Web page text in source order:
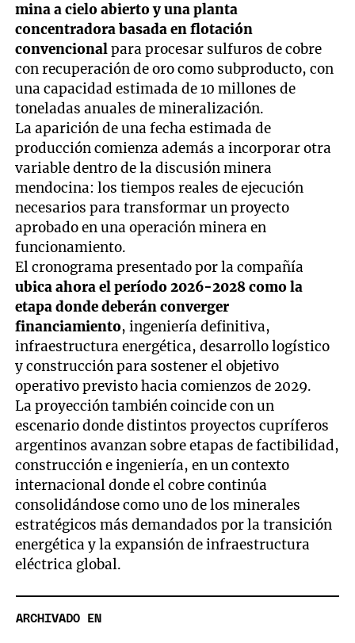
mina a cielo abierto y una planta
concentradora basada en flotación
convencionalpara procesar sulfuros de cobre
con recuperación de oro como subproducto, con
una capacidad estimada de 10 millones de
toneladas anuales de mineralización.
La aparición de una fecha estimada de
producción comienza además a incorporar otra
variable dentro de la discusión minera
mendocina: los tiempos reales de ejecución
necesarios para transformar un proyecto
aprobado en una operación minera en
funcionamiento.
El cronograma presentado por la compañía
ubica ahora el período 2026-2028 como la
etapa donde deberán converger
financiamiento, ingeniería definitiva,
infraestructura energética, desarrollo logístico
y construcción para sostener el objetivo
operativo previsto hacia comienzos de 2029.
La proyección también coincide con un
escenario donde distintos proyectos cupríferos
argentinos avanzan sobre etapas de factibilidad,
construcción e ingeniería, en un contexto
internacional donde el cobre continúa
consolidándose como uno de los minerales
estratégicos más demandados por la transición
energética y la expansión de infraestructura
eléctrica global.
ARCHIVADO EN